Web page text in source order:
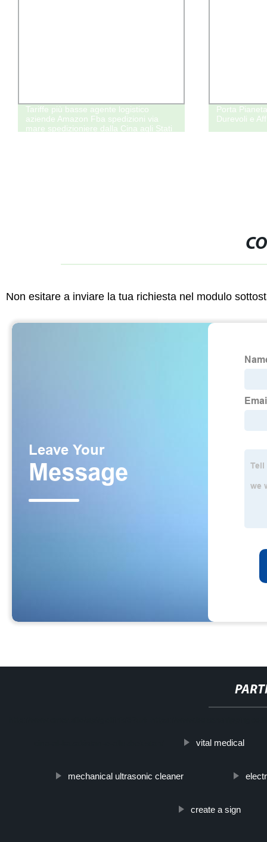
agente logistico
Fba spedizioni via
dalla Cina agli Stati
Porta Pianeta Robusto per
Durevoli e Affidabili
Non esitare a inviare la tua richiesta nel modulo
vital medical
mechanical ultrasonic cleaner
create a sign